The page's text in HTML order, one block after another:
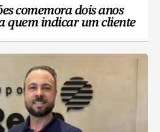
comemora dois anos
quem indicar um cliente